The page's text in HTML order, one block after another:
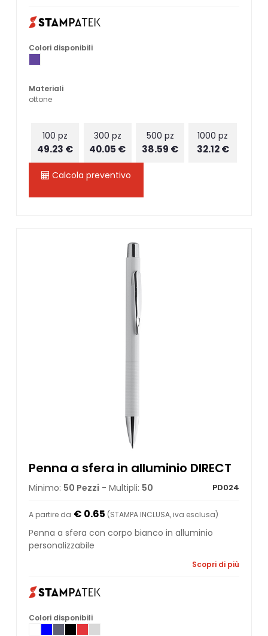
Colori disponibili
Materiali
ottone
100 pz
49.23 €
300 pz
40.05 €
500 pz
38.59 €
1000 pz
32.12 €
Calcola preventivo
Penna a sfera in alluminio DIRECT
Minimo: 50 Pezzi - Multipli: 50 PD024
A partire da € 0.65 (STAMPA INCLUSA, iva esclusa)
Penna a sfera con corpo bianco in alluminio
personalizzabile
Scopri di più
Colori disponibili